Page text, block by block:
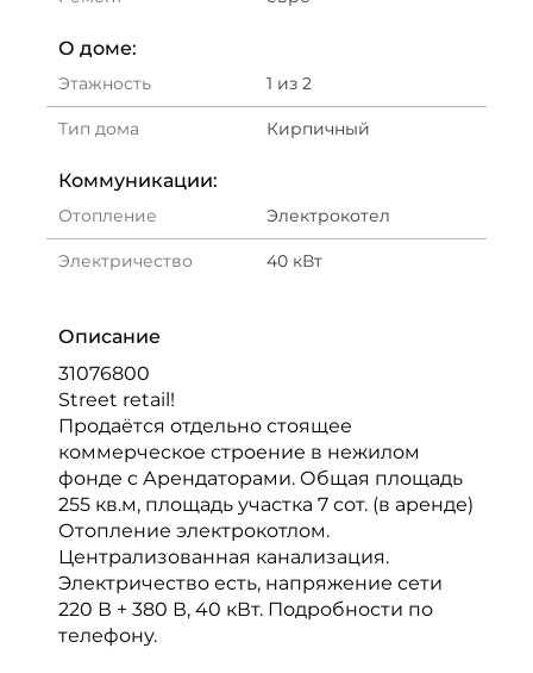
О доме:
Этажность 1 из 2
Тип дома Кирпичный
Коммуникации:
Отопление Электрокотел
Электричество 40 кВт
Описание
31076800
Street retail!
Продаётся отдельно стоящее
коммерческое строение в нежилом
фонде c Арендаторами. Общая площадь
255 кв.м, площадь участка 7 сот. (в аренде)
Отопление электрокотлом.
Централизованная канализация.
Электричество есть, напряжение сети
220 В + 380 В, 40 кВт. Подробности по
телефону.